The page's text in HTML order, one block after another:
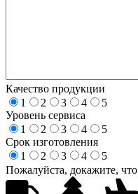
Качество продукции
1
2 3 4
5
Уровень сервиса
1
2 3 4
5
Срок изготовления
1
2 3 4
5
Пожалуйста, докажите,